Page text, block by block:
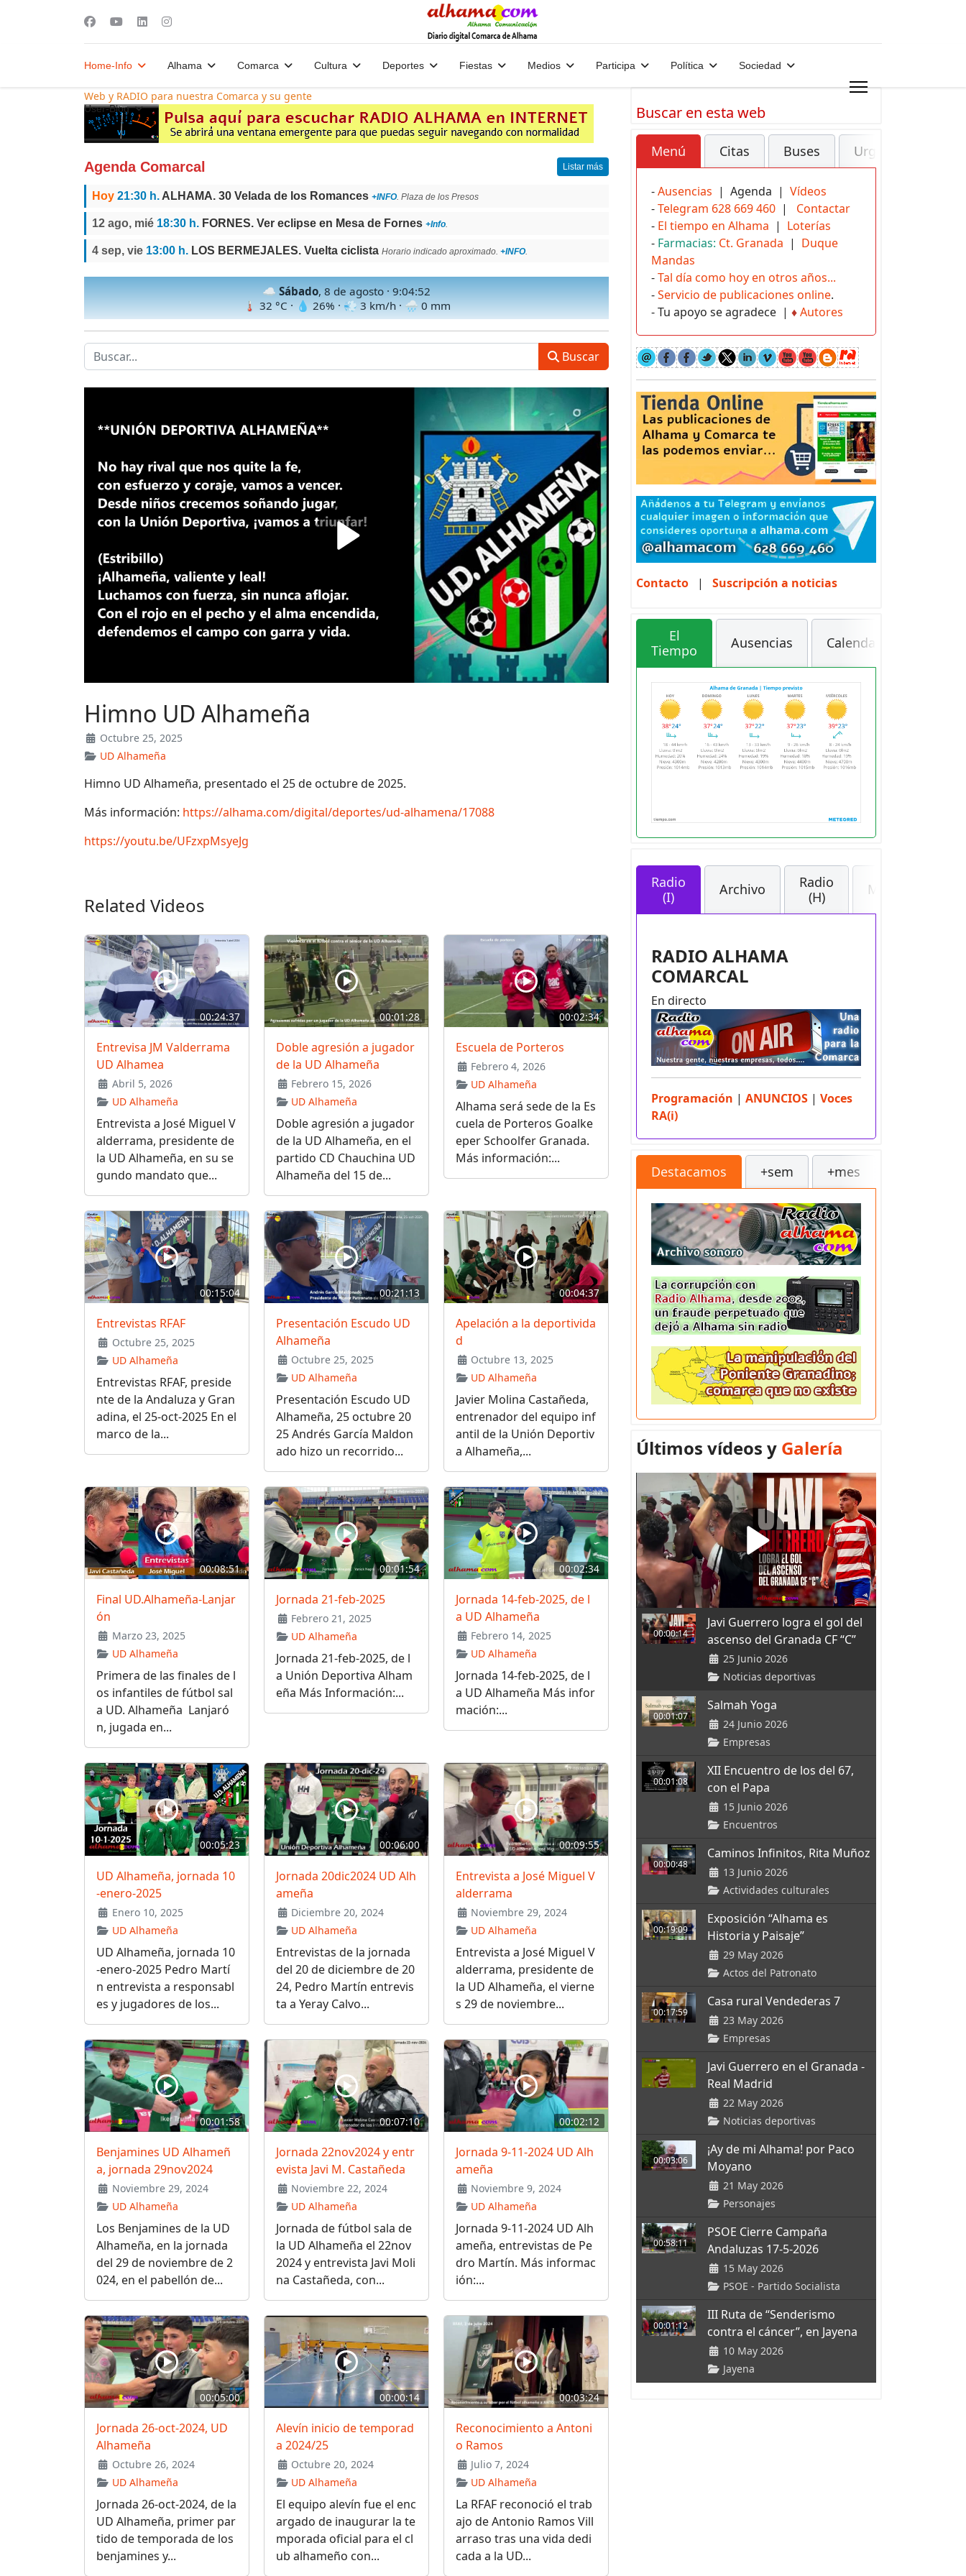
Home-Info Alhama Comarca Cultura Deportes Fiestas Medios Participa Política Sociedad
User-Blog
Web y RADIO para nuestra Comarca y su gente
Agenda Comarcal Listar más
Hoy 21:30 h. ALHAMA. 30 Velada de los Romances +INFO. Plaza de los Presos
12 ago, mié 18:30 h. FORNES. Ver eclipse en Mesa de Fornes +Info.
4 sep, vie 13:00 h. LOS BERMEJALES. Vuelta ciclista Horario indicado aproximado. +INFO.
☁️ Sábado, 8 de agosto · 9:04:54
🌡 32 °C · 💧 26% · 💨 3 km/h · 🌧 0 mm
Buscar
Himno UD Alhameña
Octubre 25, 2025
UD Alhameña
Himno UD Alhameña, presentado el 25 de octubre de 2025.
Más información: https://alhama.com/digital/deportes/ud-alhamena/17088
https://youtu.be/UFzxpMsyeJg
Related Videos
00:24:37
Entrevisa JM Valderrama
UD Alhamea
Abril 5, 2026
UD Alhameña
Entrevista a José Miguel V
alderrama, presidente de
la UD Alhameña, en su se
gundo mandato que...
00:01:28
Doble agresión a jugador
de la UD Alhameña
Febrero 15, 2026
UD Alhameña
Doble agresión a jugador
de la UD Alhameña, en el
partido CD Chauchina UD
Alhameña del 15 de...
00:02:34
Escuela de Porteros
Febrero 4, 2026
UD Alhameña
Alhama será sede de la Es
cuela de Porteros Goalke
eper Schoolfer Granada.
Más información:...
00:15:04
Entrevistas RFAF
Octubre 25, 2025
UD Alhameña
Entrevistas RFAF, preside
nte de la Andaluza y Gran
adina, el 25-oct-2025 En el
marco de la...
00:21:13
Presentación Escudo UD
Alhameña
Octubre 25, 2025
UD Alhameña
Presentación Escudo UD
Alhameña, 25 octubre 20
25 Andrés García Maldon
ado hizo un recorrido...
00:04:37
Apelación a la deportivida
d
Octubre 13, 2025
UD Alhameña
Javier Molina Castañeda,
entrenador del equipo inf
antil de la Unión Deportiv
a Alhameña,...
00:08:51
Final UD.Alhameña-Lanjar
ón
Marzo 23, 2025
UD Alhameña
Primera de las finales de l
os infantiles de fútbol sal
a UD. Alhameña Lanjaró
n, jugada en...
00:01:54
Jornada 21-feb-2025
Febrero 21, 2025
UD Alhameña
Jornada 21-feb-2025, de l
a Unión Deportiva Alham
eña Más Información:...
00:02:34
Jornada 14-feb-2025, de l
a UD Alhameña
Febrero 14, 2025
UD Alhameña
Jornada 14-feb-2025, de l
a UD Alhameña Más infor
mación:...
00:05:23
UD Alhameña, jornada 10
-enero-2025
Enero 10, 2025
UD Alhameña
UD Alhameña, jornada 10
-enero-2025 Pedro Martí
n entrevista a responsabl
es y jugadores de los...
00:06:00
Jornada 20dic2024 UD Alh
ameña
Diciembre 20, 2024
UD Alhameña
Entrevistas de la jornada
del 20 de diciembre de 20
24, Pedro Martín entrevis
ta a Yeray Calvo...
00:09:55
Entrevista a José Miguel V
alderrama
Noviembre 29, 2024
UD Alhameña
Entrevista a José Miguel V
alderrama, presidente de
la UD Alhameña, el vierne
s 29 de noviembre...
00:01:58
Benjamines UD Alhameñ
a, jornada 29nov2024
Noviembre 29, 2024
UD Alhameña
Los Benjamines de la UD
Alhameña, en la jornada
del 29 de noviembre de 2
024, en el pabellón de...
00:07:10
Jornada 22nov2024 y entr
evista Javi M. Castañeda
Noviembre 22, 2024
UD Alhameña
Jornada de fútbol sala de
la UD Alhameña el 22nov
2024 y entrevista Javi Moli
na Castañeda, con...
00:02:12
Jornada 9-11-2024 UD Alh
ameña
Noviembre 9, 2024
UD Alhameña
Jornada 9-11-2024 UD Alh
ameña, entrevistas de Pe
dro Martín. Más informac
ión:...
00:05:00
Jornada 26-oct-2024, UD
Alhameña
Octubre 26, 2024
UD Alhameña
Jornada 26-oct-2024, de la
UD Alhameña, primer par
tido de temporada de los
benjamines y...
00:00:14
Alevín inicio de temporad
a 2024/25
Octubre 20, 2024
UD Alhameña
El equipo alevín fue el enc
argado de inaugurar la te
mporada oficial para el cl
ub alhameño con...
00:03:24
Reconocimiento a Antoni
o Ramos
Julio 7, 2024
UD Alhameña
La RFAF reconoció el trab
ajo de Antonio Ramos Vill
arraso tras una vida dedi
cada a la UD...
Buscar en esta web
Menú Citas Buses Urgencias
-Ausencias | Agenda | Vídeos
-Telegram 628 669 460 | Contactar
- El tiempo en Alhama | Loterías
- Farmacias: Ct. Granada | Duque
Mandas
-Tal día como hoy en otros años...
-Servicio de publicaciones online.
- Tu apoyo se agradece | ♦Autores
Contacto | Suscripción a noticias
El
Tiempo
Ausencias Calendarios
Radio
(I)
Archivo
Radio
(H)
Medios
RADIO ALHAMA
COMARCAL
En directo
Programación | ANUNCIOS | Voces
RA(i)
Destacamos +sem +mes
Últimos vídeos y Galería
00:00:14
Javi Guerrero logra el gol del
ascenso del Granada CF “C”
25 Junio 2026
Noticias deportivas
00:01:07
Salmah Yoga
24 Junio 2026
Empresas
00:01:08
XII Encuentro de los del 67,
con el Papa
15 Junio 2026
Encuentros
00:00:48
Caminos Infinitos, Rita Muñoz
13 Junio 2026
Actividades culturales
00:19:09
Exposición “Alhama es
Historia y Paisaje”
29 May 2026
Actos del Patronato
00:17:59
Casa rural Vendederas 7
23 May 2026
Empresas
Javi Guerrero en el Granada -
Real Madrid
22 May 2026
Noticias deportivas
00:03:06
¡Ay de mi Alhama! por Paco
Moyano
21 May 2026
Personajes
00:58:11
PSOE Cierre Campaña
Andaluzas 17-5-2026
15 May 2026
PSOE - Partido Socialista
00:01:12
III Ruta de “Senderismo
contra el cáncer”, en Jayena
10 May 2026
Jayena